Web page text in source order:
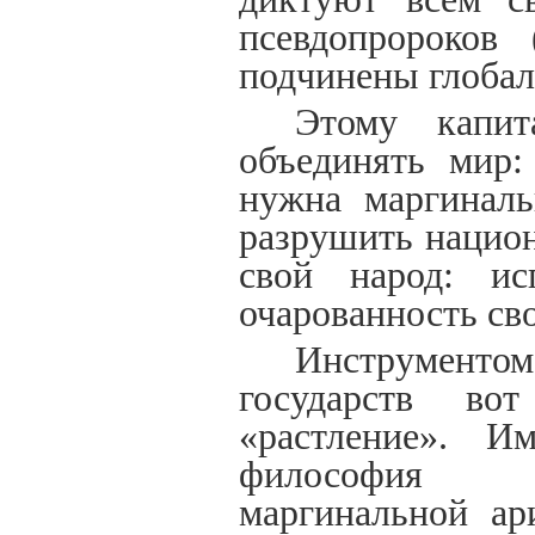
подчинены
Этому
объединять
нужна
разрушить
свой народ:
очарованность
Инструмент
государств
«растление».
философия
маргинальной